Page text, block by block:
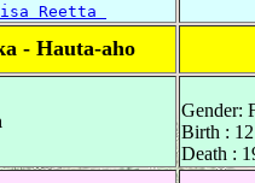
Reetta
- Hauta-aho
Gender:
Birth :
Death :